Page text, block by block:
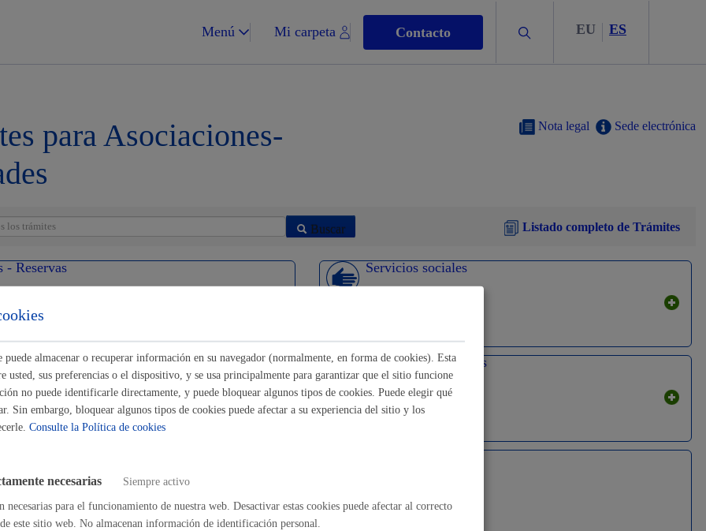
Menú Mi carpeta Contacto Buscar EU ES
Vivienda y urbanismo
Espacio público, residuos y medioambiente
para Asociaciones-
Sede electrónica
Nota legal
Buscar Listado completo de Trámites
- Reservas
económicas
Servicios sociales
Trámites económicos
almacenar o recuperar información en su navegador (normalmente, en forma de cookies). Esta
usted, sus preferencias o el dispositivo, y se usa principalmente para garantizar que el sitio funcione
no puede identificarle directamente, y puede bloquear algunos tipos de cookies. Puede elegir qué
Sin embargo, bloquear algunos tipos de cookies puede afectar a su experiencia del sitio y los
Consulte la Política de cookies
necesarias Siempre activo
necesarias para el funcionamiento de nuestra web. Desactivar estas cookies puede afectar al correcto
este sitio web. No almacenan información de identificación personal.